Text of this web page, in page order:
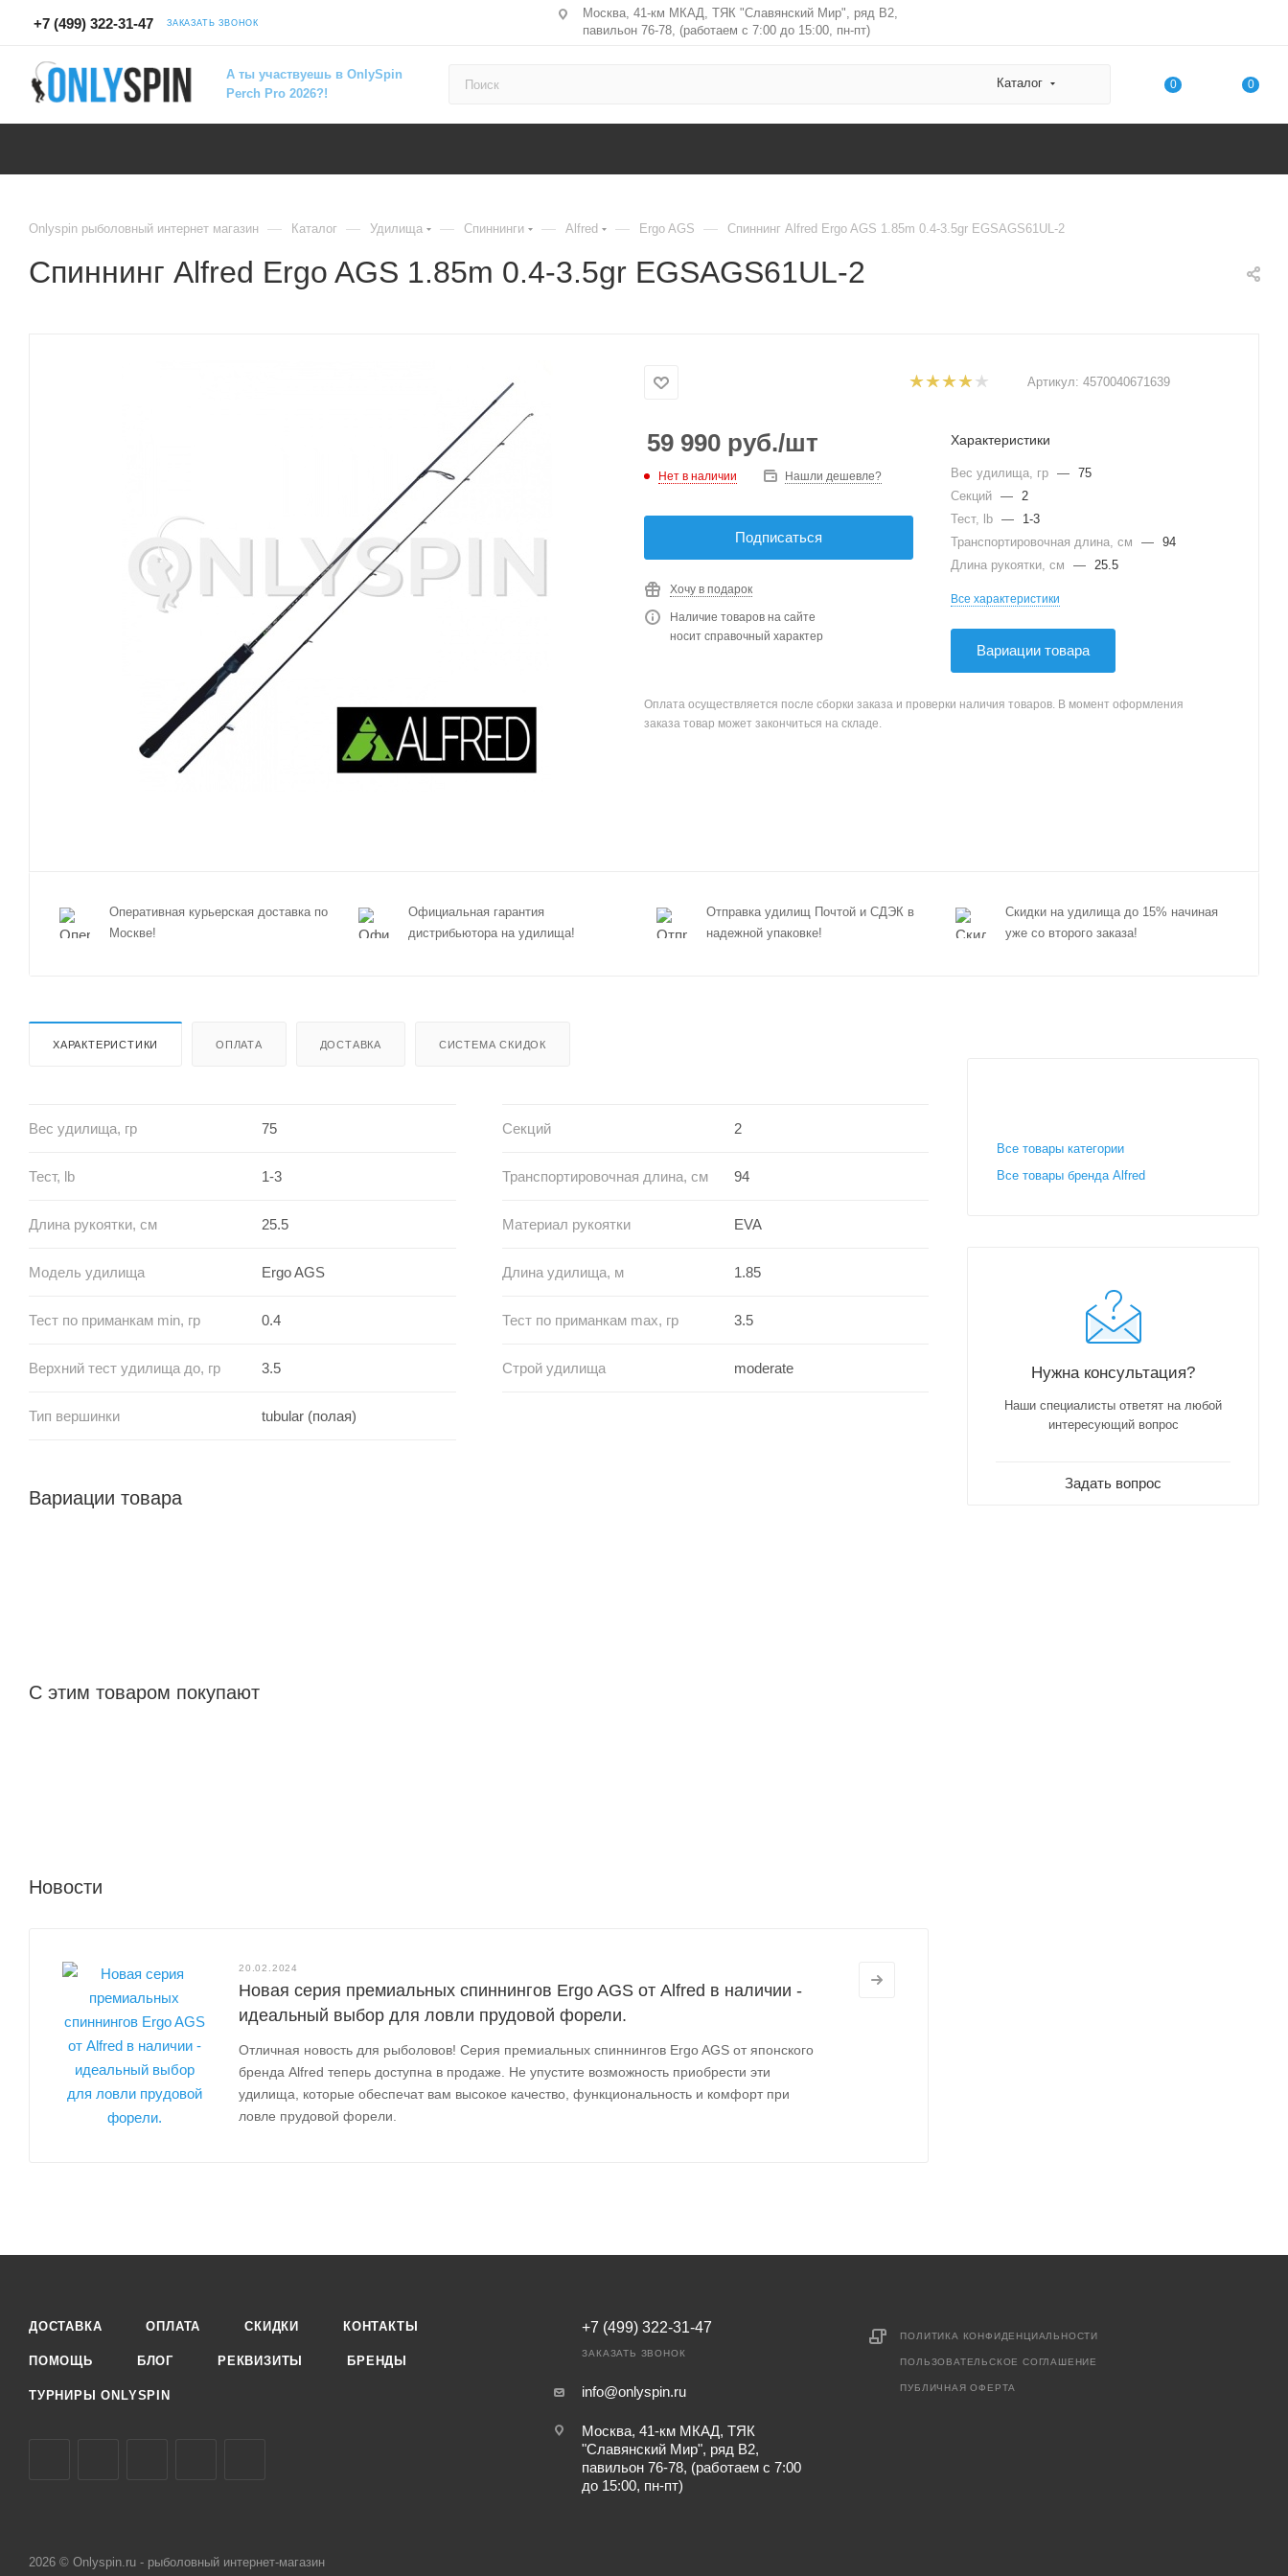
+7 (499) 322-31-47 ЗАКАЗАТЬ ЗВОНОК
Москва, 41-км МКАД, ТЯК "Славянский Мир", ряд В2,
павильон 76-78, (работаем с 7:00 до 15:00, пн-пт)
А ты участвуешь в OnlySpin
Perch Pro 2026?!
Каталог 0 0
Onlyspin рыболовный интернет магазин — Каталог — Удилища — Спиннинги — Alfred — Ergo AGS — Спиннинг Alfred Ergo AGS 1.85m 0.4-3.5gr EGSAGS61UL-2
Спиннинг Alfred Ergo AGS 1.85m 0.4-3.5gr EGSAGS61UL-2
Артикул: 4570040671639
59 990 руб./шт
Нет в наличии Нашли дешевле?
Подписаться
Хочу в подарок
Наличие товаров на сайте
носит справочный характер
Характеристики
Вес удилища, гр — 75
Секций — 2
Тест, lb —
1-3
Транспортировочная длина, см
— 94
Длина рукоятки, см
— 25.5
Все характеристики
Вариации товара
Оплата осуществляется после сборки заказа и проверки наличия товаров. В момент оформления
заказа товар может закончиться на складе.
Оперативная курьерская доставка по
Москве!
Официальная гарантия
дистрибьютора на удилища!
Отправка удилищ Почтой и СДЭК в
надежной упаковке!
Скидки на удилища до 15% начиная
уже со второго заказа!
ХАРАКТЕРИСТИКИ ОПЛАТА ДОСТАВКА СИСТЕМА СКИДОК
Вес удилища, гр 75 Секций 2
Тест, lb 1-3 Транспортировочная длина, см 94
Длина рукоятки, см 25.5 Материал рукоятки EVA
Модель удилища Ergo AGS Длина удилища, м 1.85
Тест по приманкам min, гр 0.4 Тест по приманкам max, гр 3.5
Верхний тест удилища до, гр 3.5 Строй удилища moderate
Тип вершинки tubular (полая)
Вариации товара
С этим товаром покупают
Новости
20.02.2024
Новая серия премиальных спиннингов Ergo AGS от Alfred в наличии -
идеальный выбор для ловли прудовой форели.
Отличная новость для рыболовов! Серия премиальных спиннингов Ergo AGS от японского
бренда Alfred теперь доступна в продаже. Не упустите возможность приобрести эти
удилища, которые обеспечат вам высокое качество, функциональность и комфорт при
ловле прудовой форели.
Все товары категории
Все товары бренда Alfred
Нужна консультация?
Наши специалисты ответят на любой
интересующий вопрос
Задать вопрос
ДОСТАВКА ОПЛАТА СКИДКИ КОНТАКТЫ
ПОМОЩЬ БЛОГ РЕКВИЗИТЫ БРЕНДЫ
ТУРНИРЫ ONLYSPIN
+7 (499) 322-31-47
ЗАКАЗАТЬ ЗВОНОК
info@onlyspin.ru
Москва, 41-км МКАД, ТЯК
"Славянский Мир", ряд В2,
павильон 76-78, (работаем с 7:00
до 15:00, пн-пт)
ПОЛИТИКА КОНФИДЕНЦИАЛЬНОСТИ
ПОЛЬЗОВАТЕЛЬСКОЕ СОГЛАШЕНИЕ
ПУБЛИЧНАЯ ОФЕРТА
2026 © Onlyspin.ru - рыболовный интернет-магазин